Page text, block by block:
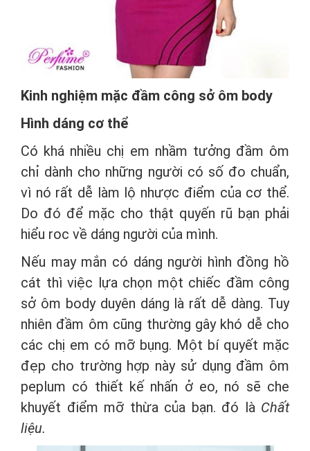
Kinh nghiệm mặc đầm công sở ôm body
Hình dáng cơ thể
Có khá nhiều chị em nhầm tưởng đầm ôm
chỉ dành cho những người có số đo chuẩn,
vì nó rất dễ làm lộ nhược điểm của cơ thể.
Do đó để mặc cho thật quyến rũ bạn phải
hiểu roc về dáng người của mình.
Nếu may mắn có dáng người hình đồng hồ
cát thì việc lựa chọn một chiếc đầm công
sở ôm body duyên dáng là rất dễ dàng. Tuy
nhiên đầm ôm cũng thường gây khó dễ cho
các chị em có mỡ bụng. Một bí quyết mặc
đẹp cho trường hợp này sử dụng đầm ôm
peplum có thiết kế nhấn ở eo, nó sẽ che
khuyết điểm mỡ thừa của bạn. đó là Chất
liệu.